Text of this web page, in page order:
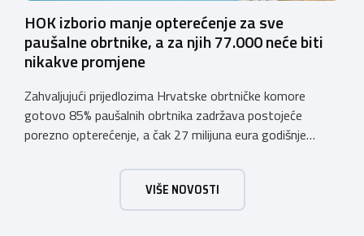
HOK izborio manje opterećenje za sve
paušalne obrtnike, a za njih 77.000 neće biti
nikakve promjene
Zahvaljujući prijedlozima Hrvatske obrtničke komore
gotovo 85% paušalnih obrtnika zadržava postojeće
porezno opterećenje, a čak 27 milijuna eura godišnje
komora pozdravlja odluku Vlade Republike Hrvatske da u
konačnom prijedlogu poreznih izmjena prihvati ključne
prijedloge HOK-a iznesene tijekom intenzivnog dijaloga s
VIŠE NOVOSTI